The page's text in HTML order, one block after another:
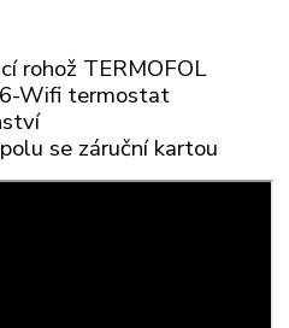
rohož TERMOFOL
Wifi termostat
se záruční kartou